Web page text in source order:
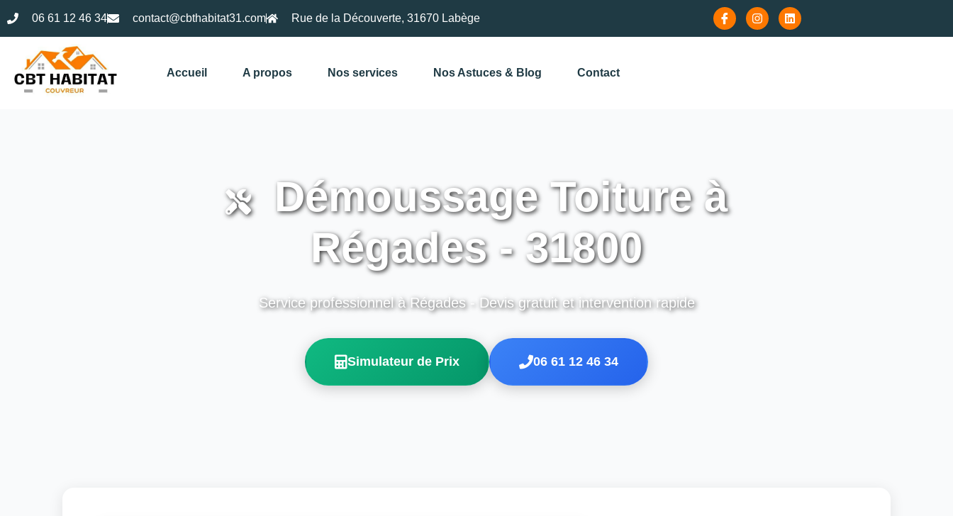
06 61 12 46 34 contact@cbthabitat31.com Rue de la Découverte, 31670 Labège
Accueil A propos Nos services Nos Astuces & Blog Contact
Démoussage Toiture à
Régades - 31800
Service professionnel à Régades - Devis gratuit et intervention rapide
Simulateur de Prix 06 61 12 46 34